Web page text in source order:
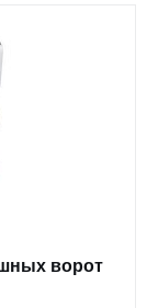
ворот